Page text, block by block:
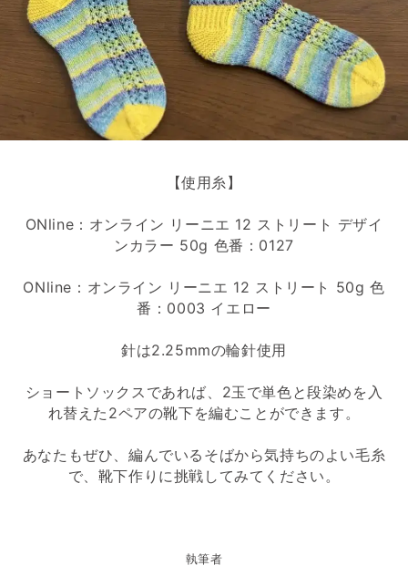
【使用糸】
ONline：オンライン リーニエ 12 ストリート デザイ
ンカラー 50g 色番：0127
ONline：オンライン リーニエ 12 ストリート 50g 色
番：0003 イエロー
針は2.25mmの輪針使用
ショートソックスであれば、2玉で単色と段染めを入
れ替えた2ペアの靴下を編むことができます。
あなたもぜひ、編んでいるそばから気持ちのよい毛糸
で、靴下作りに挑戦してみてください。
執筆者